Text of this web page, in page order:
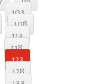
103
108
113
118
123
128